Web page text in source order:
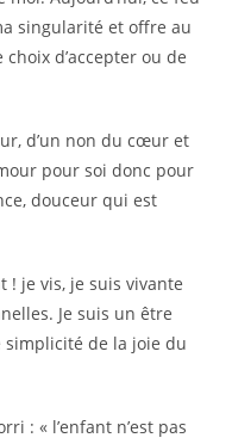
singularité et offre au
d’accepter ou de
d’un non du cœur et
pour soi donc pour
douceur qui est
je vis, je suis vivante
Je suis un être
de la joie du
: « l’enfant n’est pas